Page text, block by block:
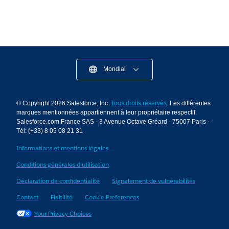
Mondial
© Copyright 2026 Salesforce, Inc. Tous droits réservés . Les différentes
marques mentionnées appartiennent à leur propriétaire respectif.
Salesforce.com France SAS - 3 Avenue Octave Gréard - 75007 Paris -
Tél: (+33) 8 05 08 21 31
Informations et mentions légales
Conditions générales d’utilisation
Déclaration de confidentialité
Signalement de vulnérabilités
Contact
Fiabilité
Cookie Preferences
Your Privacy Choices